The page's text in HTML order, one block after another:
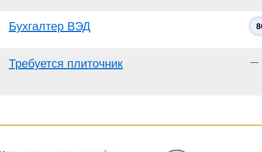
Бухгалтер ВЭД
Требуется плиточник —